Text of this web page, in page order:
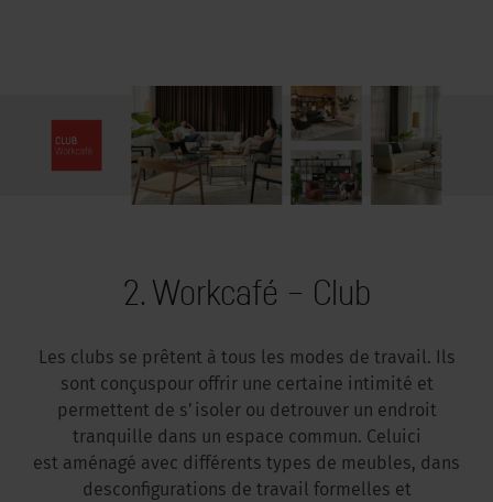
2. Workcafé – Club
Les clubs se prêtent à tous les modes de travail. Ils
sont conçuspour offrir une certaine intimité et
permettent de s’isoler ou detrouver un endroit
tranquille dans un espace commun. Celuici
est aménagé avec différents types de meubles, dans
desconfigurations de travail formelles et